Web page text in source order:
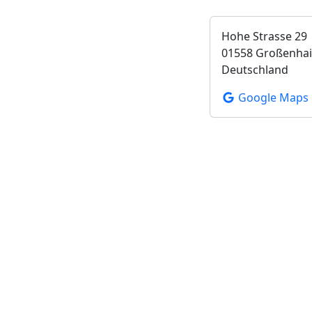
Hohe Strasse 29
01558
Deutschland
Google Maps